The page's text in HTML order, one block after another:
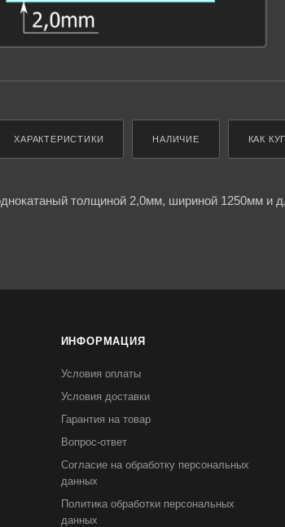
ХАРАКТЕРИСТИКИ НАЛИЧИЕ КАК
толщиной 2,0мм, шириной 1250мм и
ИНФОРМАЦИЯ
Условия оплаты
Условия доставки
Гарантия на товар
Вопрос-ответ
Согласие на обработку персональных
данных
Политика обработки персональных
данных